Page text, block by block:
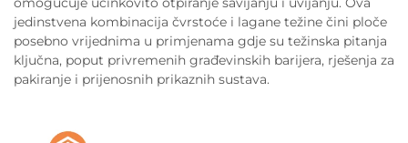
jedinstvena kombinacija čvrstoće i lagane težine čini ploče
posebno vrijednima u primjenama gdje su težinska pitanja
ključna, poput privremenih građevinskih barijera, rješenja za
pakiranje i prijenosnih prikaznih sustava.